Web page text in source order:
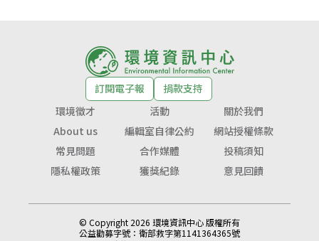
訂閱電子報
捐款支持
環境徵才
活動
關於我們
About us
編輯室自律公約
網站授權條款
常見問題
合作媒體
投稿須知
隱私權政策
獲獎紀錄 意見回饋
© Copyright 2026 環境資訊中心 版權所有
公益勸募字號： 衛部救字第1141364365號